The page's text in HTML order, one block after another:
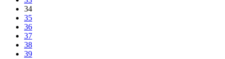
34
35
36
37
38
39